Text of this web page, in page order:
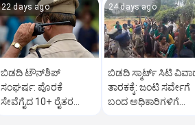
22 days ago
ಬಿಡದಿ ಟೌನ್‌ಶಿಪ್‌
ಸಂಘರ್ಷ: ಪೊರಕೆ
ಸೇವೆಗೈದ 10+ ರೈತರ
24 days ago
ಬಿಡದಿ ಸ್ಮಾರ್ಟ್ ಸಿಟಿ
ತಾರಕಕ್ಕೆ: ಜಂಟಿ ಸರ್ವೇಗೆ
ಬಂದ ಅಧಿಕಾರಿಗಳಿಗೆ